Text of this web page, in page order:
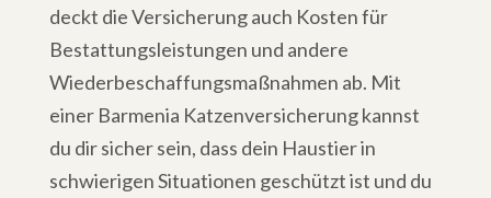
deckt die Versicherung auch Kosten für
Bestattungsleistungen und andere
Wiederbeschaffungsmaßnahmen ab. Mit
einer Barmenia Katzenversicherung kannst
du dir sicher sein, dass dein Haustier in
schwierigen Situationen geschützt ist und du